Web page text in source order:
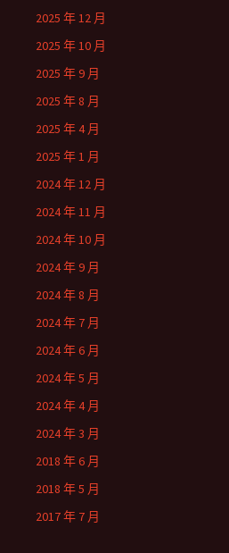
2025 年 12 月
2025 年 10 月
2025 年 9 月
2025 年 8 月
2025 年 4 月
2025 年 1 月
2024 年 12 月
2024 年 11 月
2024 年 10 月
2024 年 9 月
2024 年 8 月
2024 年 7 月
2024 年 6 月
2024 年 5 月
2024 年 4 月
2024 年 3 月
2018 年 6 月
2018 年 5 月
2017 年 7 月